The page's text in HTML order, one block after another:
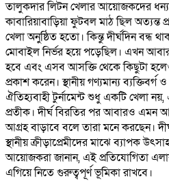
তালুকদার লিটন খেলার আয়োজকদের
কাবারিয়াবাড়িয়া ফুটবল মাঠ ছিল অত্যন্ত
খেলা অনুষ্ঠিত হতো। কিন্তু দীর্ঘদিন বন্ধ
মোবাইল নির্ভর হয়ে পড়েছিল। এখন
হবে এবং এসব আসক্তি থেকে কিছুটা
প্রকাশ করেন। স্থানীয় গণ্যমান্য ব্যক্তিবর্গ
ঐতিহ্যবাহী টুর্নামেন্ট শুধু একটি খেলা
প্রতীক। দীর্ঘ বিরতির পর আবারও এমন
আগ্রহ বাড়াবে বলে তারা মনে করছেন।
স্থানীয় ক্রীড়াপ্রেমীদের মাঝে ব্যাপক
আয়োজকরা জানান, এই প্রতিযোগিতা
এগিয়ে নিতে গুরুত্বপূর্ণ ভূমিকা রাখবে।